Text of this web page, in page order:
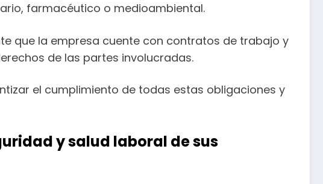
farmacéutico o medioambiental.
que la empresa cuente con contratos de trabajo y
de las partes involucradas.
el cumplimiento de todas estas obligaciones y
y salud laboral de sus